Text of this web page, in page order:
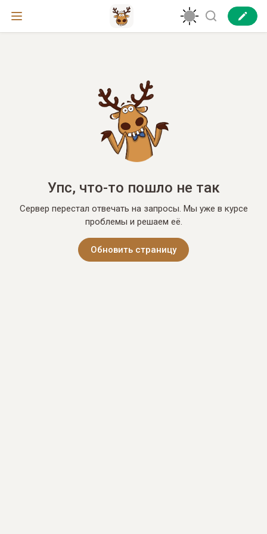
Упс, что-то пошло не так
Сервер перестал отвечать на запросы. Мы уже в курсе
проблемы и решаем её.
Обновить страницу